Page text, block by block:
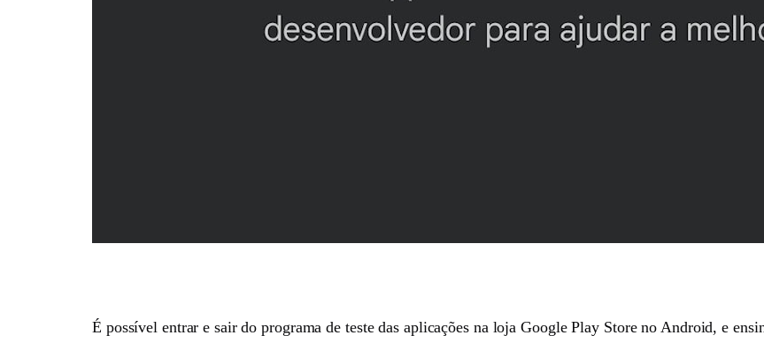
É possível entrar e sair do programa de teste das aplicações na loja Google Play Store no Android, e